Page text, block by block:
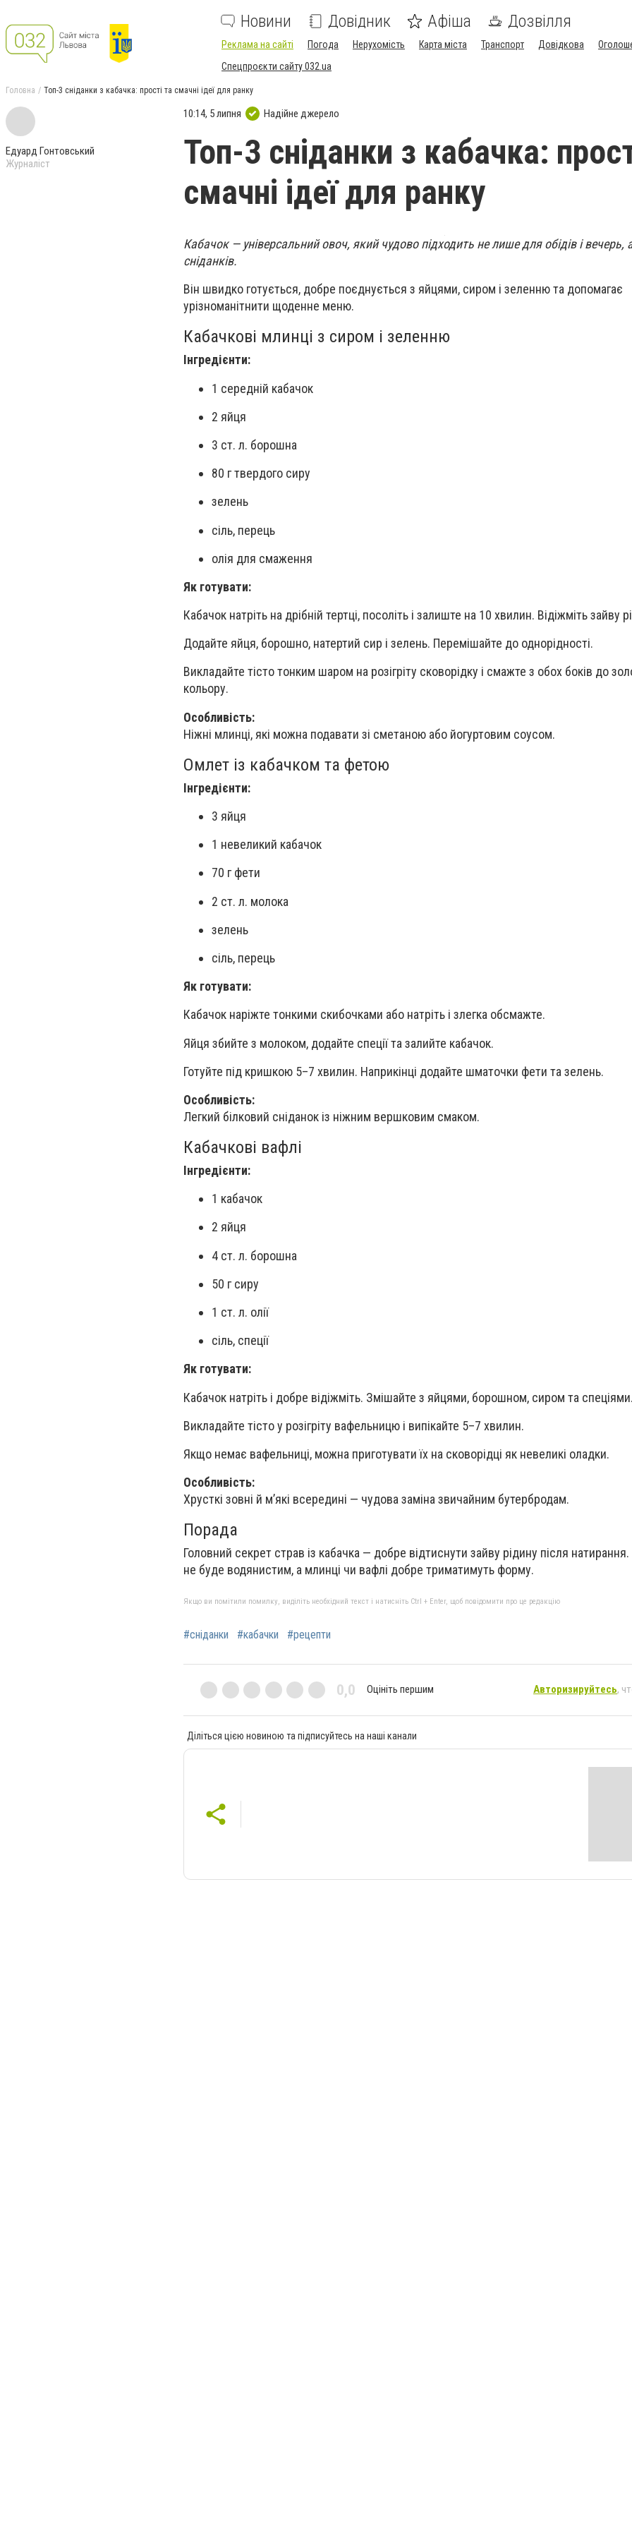
Новини Довідник Афіша Дозвілля
Реклама на сайті Погода Нерухомість Карта міста Транспорт Довідкова
Спецпроєкти сайту 032.ua
Головна Топ-3 сніданки з кабачка: прості та смачні ідеї для ранку
Едуард Гонтовський
Журналіст
10:14, 5 липня Надійне джерело
Топ-3 сніданки з кабачка:
смачні ідеї для ранку
Кабачок — універсальний овоч, який чудово підходить не лише для обідів і вечерь,
сніданків.
Він швидко готується, добре поєднується з яйцями, сиром і зеленню та допомагає
урізноманітнити щоденне меню.
Кабачкові млинці з сиром і зеленню
Інгредієнти:
1 середній кабачок
2 яйця
3 ст. л. борошна
80 г твердого сиру
зелень
сіль, перець
олія для смаження
Як готувати:
Кабачок натріть на дрібній тертці, посоліть і залиште на 10 хвилин. Відіжміть зайву
Додайте яйця, борошно, натертий сир і зелень. Перемішайте до однорідності.
Викладайте тісто тонким шаром на розігріту сковорідку і смажте з обох боків до
кольору.
Особливість:
Ніжні млинці, які можна подавати зі сметаною або йогуртовим соусом.
Омлет із кабачком та фетою
Інгредієнти:
3 яйця
1 невеликий кабачок
70 г фети
2 ст. л. молока
зелень
сіль, перець
Як готувати:
Кабачок наріжте тонкими скибочками або натріть і злегка обсмажте.
Яйця збийте з молоком, додайте спеції та залийте кабачок.
Готуйте під кришкою 5–7 хвилин. Наприкінці додайте шматочки фети та зелень.
Особливість:
Легкий білковий сніданок із ніжним вершковим смаком.
Кабачкові вафлі
Інгредієнти:
1 кабачок
2 яйця
4 ст. л. борошна
50 г сиру
1 ст. л. олії
сіль, спеції
Як готувати:
Кабачок натріть і добре відіжміть. Змішайте з яйцями, борошном, сиром та
Викладайте тісто у розігріту вафельницю і випікайте 5–7 хвилин.
Якщо немає вафельниці, можна приготувати їх на сковорідці як невеликі оладки.
Особливість:
Хрусткі зовні й м’які всередині — чудова заміна звичайним бутербродам.
Порада
Головний секрет страв із кабачка — добре відтиснути зайву рідину після натирання.
не буде водянистим, а млинці чи вафлі добре триматимуть форму.
Якщо ви помітили помилку, виділіть необхідний текст і натисніть Ctrl + Enter, щоб повідомити про це редакцію
#сніданки #кабачки #рецепти
0,0 Оцініть першим Авторизируйтесь,
Діліться цією новиною та підписуйтесь на наші канали